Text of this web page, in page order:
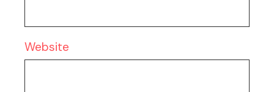
Website